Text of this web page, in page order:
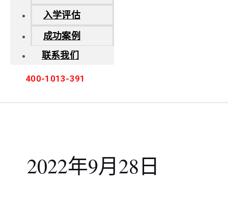
入学评估
成功案例
联系我们
400-1013-391
2022年9月28日